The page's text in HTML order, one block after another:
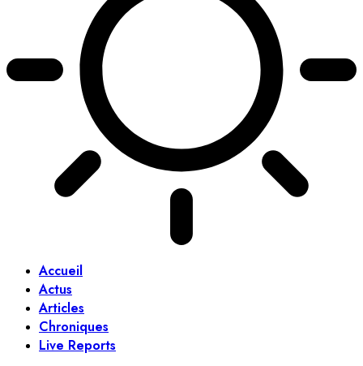
Accueil
Actus
Articles
Chroniques
Live Reports